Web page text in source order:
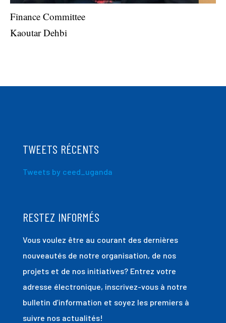
Finance Committee
Kaoutar Dehbi
TWEETS RÉCENTS
Tweets by ceed_uganda
RESTEZ INFORMÉS
Vous voulez être au courant des dernières
nouveautés de notre organisation, de nos
projets et de nos initiatives? Entrez votre
adresse électronique, inscrivez-vous à notre
bulletin d’information et soyez les premiers à
suivre nos actualités!